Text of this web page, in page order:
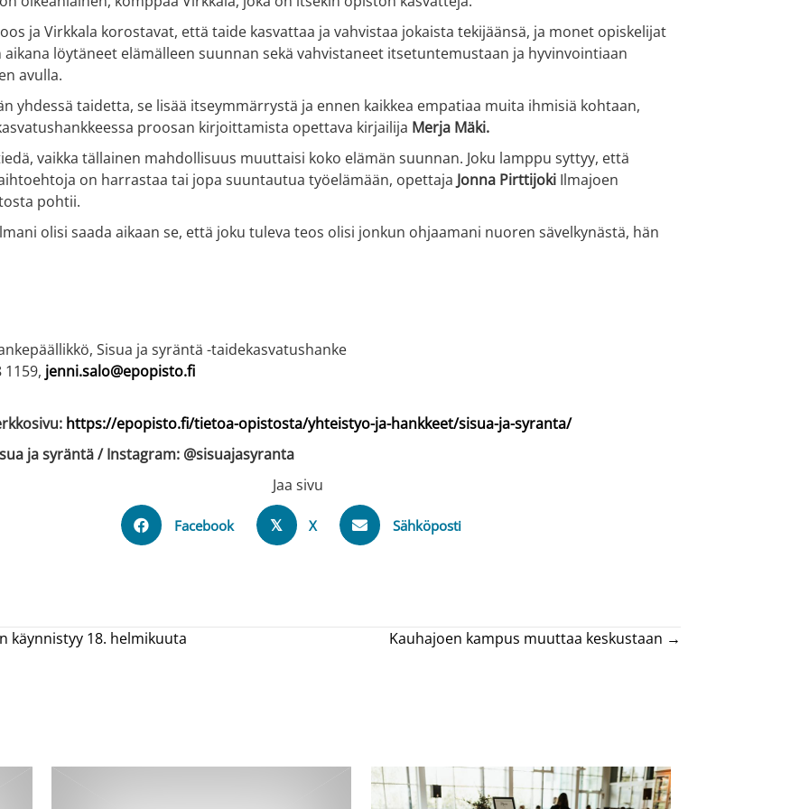
ja Virkkala korostavat, että taide kasvattaa ja vahvistaa jokaista tekijäänsä, ja monet opiskelijat
aikana löytäneet elämälleen suunnan sekä vahvistaneet itsetuntemustaan ja hyvinvointiaan
avulla.
yhdessä taidetta, se lisää itseymmärrystä ja ennen kaikkea empatiaa muita ihmisiä kohtaan,
proosan kirjoittamista opettava kirjailija Merja Mäki.
vaikka tällainen mahdollisuus muuttaisi koko elämän suunnan. Joku lamppu syttyy, että
on harrastaa tai jopa suuntautua työelämään, opettaja Jonna Pirttijoki Ilmajoen
pohtii.
olisi saada aikaan se, että joku tuleva teos olisi jonkun ohjaamani nuoren sävelkynästä, hän
Sisua ja syräntä -taidekasvatushanke
1159, jenni.salo@epopisto.fi
https://epopisto.fi/tietoa-opistosta/yhteistyo-ja-hankkeet/sisua-ja-syranta/
ja syräntä / Instagram: @sisuajasyranta
Jaa sivu
Facebook 𝕏 X Sähköposti
käynnistyy 18. helmikuuta Kauhajoen kampus muuttaa keskustaan →